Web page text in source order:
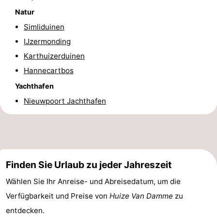
Route
Parken
Adressen
Region
Brügge
-
Ypern
Die
Natur
Simliduinen
IJzermonding
Karthuizerduinen
Hannecartbos
Yachthafen
Nieuwpoort Jachthafen
Finden Sie Urlaub zu jeder Jahreszeit
Wählen Sie Ihr Anreise- und Abreisedatum, um die
Verfügbarkeit und Preise von Huize Van Damme zu
entdecken.